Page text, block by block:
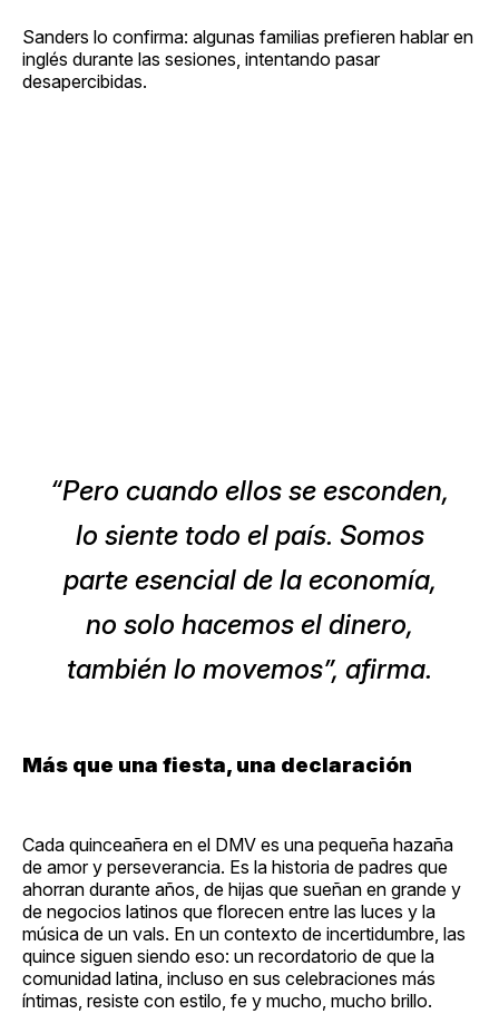
Sanders lo confirma: algunas familias prefieren hablar en
inglés durante las sesiones, intentando pasar
desapercibidas.
“Pero cuando ellos se esconden,
lo siente todo el país. Somos
parte esencial de la economía,
no solo hacemos el dinero,
también lo movemos”, afirma.
Más que una fiesta, una declaración
Cada quinceañera en el DMV es una pequeña hazaña
de amor y perseverancia. Es la historia de padres que
ahorran durante años, de hijas que sueñan en grande y
de negocios latinos que florecen entre las luces y la
música de un vals. En un contexto de incertidumbre, las
quince siguen siendo eso: un recordatorio de que la
comunidad latina, incluso en sus celebraciones más
íntimas, resiste con estilo, fe y mucho, mucho brillo.